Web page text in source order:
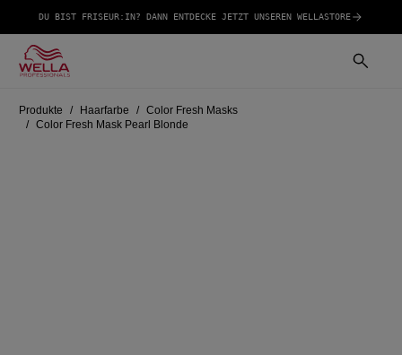
DU BIST FRISEUR:IN? DANN ENTDECKE JETZT UNSEREN WELLASTORE
Produkte Haarfarbe
Color Fresh Masks
Color Fresh Mask Pearl Blonde